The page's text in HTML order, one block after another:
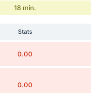
18 min.
Stats
0.00
0.00